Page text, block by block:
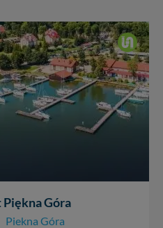
Góra
Piekna Góra